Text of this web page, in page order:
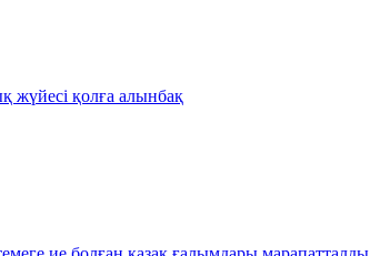
жүйесі қолға алынбақ